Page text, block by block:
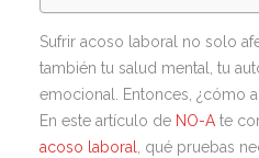
Sufrir acoso laboral no solo
también tu salud mental, tu
emocional. Entonces, ¿cómo
En este artículo de NO-Ate
acoso laboral
, qué pruebas